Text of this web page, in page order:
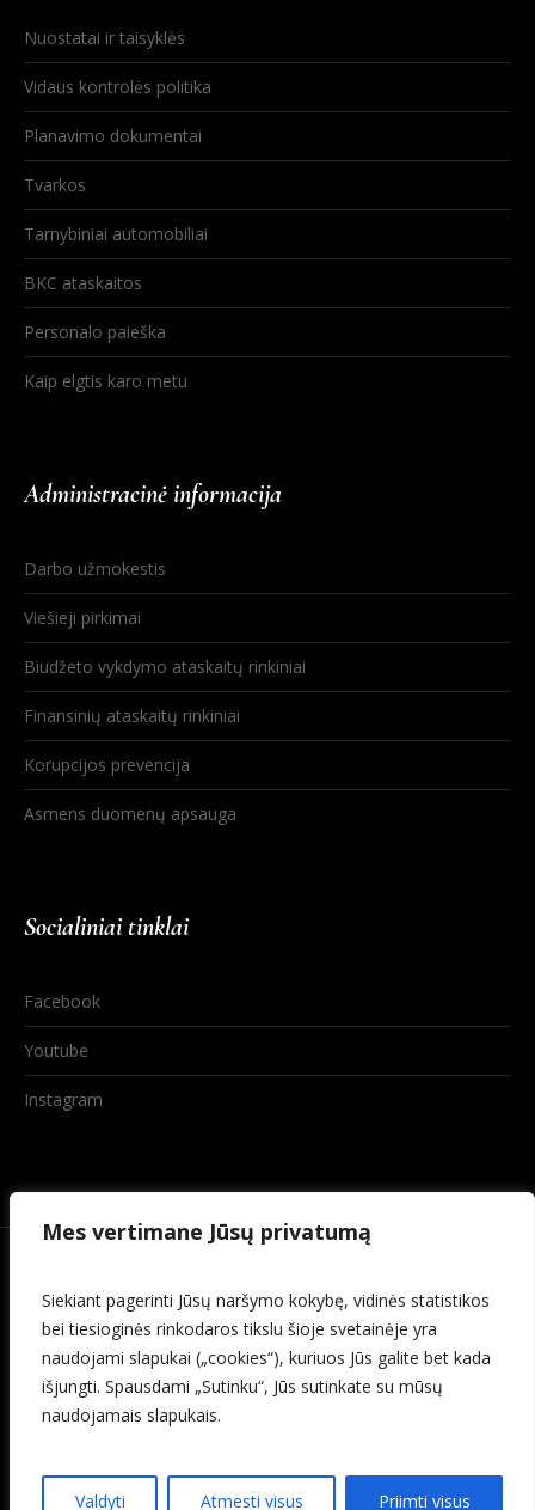
Mes vertimane Jūsų privatumą
Siekiant pagerinti Jūsų naršymo kokybę, vidinės statistikos
bei tiesioginės rinkodaros tikslu šioje svetainėje yra
naudojami slapukai („cookies“), kuriuos Jūs galite bet kada
išjungti. Spausdami „Sutinku“, Jūs sutinkate su mūsų
naudojamais slapukais.
Valdyti Atmesti visus Priimti visus
Nuostatai ir taisyklės
Vidaus kontrolės politika
Planavimo dokumentai
Tvarkos
Tarnybiniai automobiliai
BKC ataskaitos
Personalo paieška
Kaip elgtis karo metu
Administracinė informacija
Darbo užmokestis
Viešieji pirkimai
Biudžeto vykdymo ataskaitų rinkiniai
Finansinių ataskaitų rinkiniai
Korupcijos prevencija
Asmens duomenų apsauga
Socialiniai tinklai
Facebook
Youtube
Instagram
© 2026 Baisogalos kultūros centras